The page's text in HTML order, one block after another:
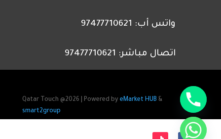
واتس أب: 97477710621
اتصال مباشر: 97477710621
Qatar Touch @2026 | Powered by eMarket HUB &
smart2group